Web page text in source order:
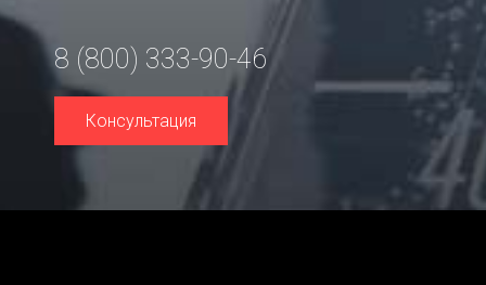
8 (800) 333-90-46
Консультация